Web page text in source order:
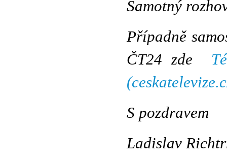
Samotný
Případně
ČT24 zde
S pozdravem
Ladislav